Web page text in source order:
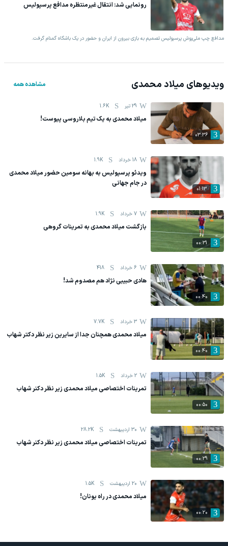
رونمایی شد: انتقال غیرمنتظره مدافع پرسپولیس
مدافع چپ ملی‌پوش پرسپولیس تصمیم به بازی بیرون از ایران و حضور در یک باشگاه گمنام گرفت.
ویدیوهای میلاد محمدی مشاهده همه
03:36
29 تیر 1.6K
میلاد محمدی به یک تیم بلاروسی پیوست!
01:13
18 خرداد 1.9K
ویدئو پرسپولیس به بهانه سومین حضور میلاد محمدی
در جام جهانی
00:31
7 خرداد 1.9K
بازگشت میلاد محمدی به تمرینات گروهی
00:40
6 خرداد 418
هادی حبیبی نژاد هم مصدوم شد!
00:40
3 خرداد 7.7K
میلاد محمدی همچنان جدا از سایرین زیر نظر دکتر شهاب
00:50
2 خرداد 1.5K
تمرینات اختصاصی میلاد محمدی زیر نظر دکنر شهاب
00:29
30 اردیبهشت 28.2K
تمرینات اختصاصی میلاد محمدی زیر نظر دکنر شهاب
00:20
20 اردیبهشت 1.5K
میلاد محمدی در راه یونان!